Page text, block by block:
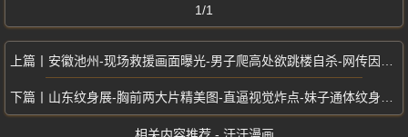
1/1
安徽池州-现场救援画面曝光-男子爬高处欲跳楼自杀-网传因不服交警处罚
山东纹身展-胸前两大片精美图-直逼视觉炸点-妹子通体纹身直接覆盖全身